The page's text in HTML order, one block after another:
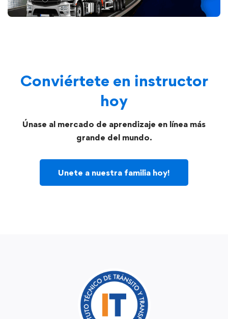
Conviértete en instructor
hoy
Únase al mercado de aprendizaje en línea más
grande del mundo.
Unete a nuestra familia hoy!